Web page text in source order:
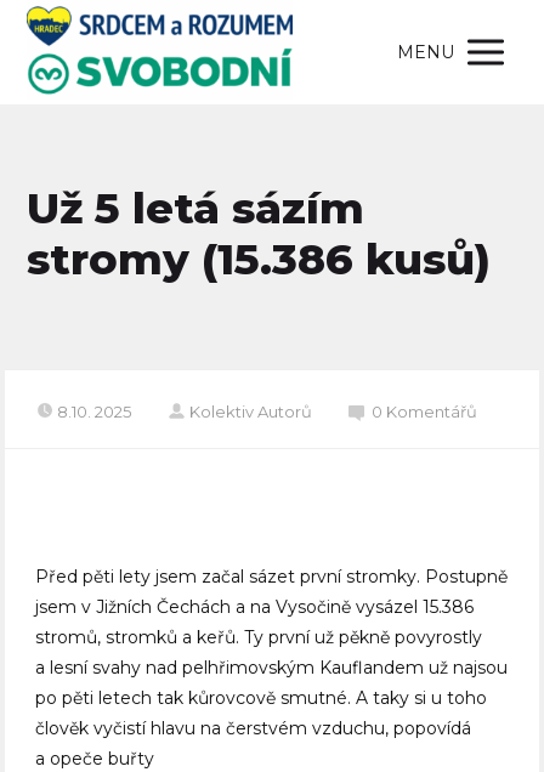
MENU
Už 5 letá sázím
stromy (15.386 kusů)
8.10. 2025 Kolektiv Autorů 0 Komentářů
Před pěti lety jsem začal sázet první stromky. Postupně
jsem v Jižních Čechách a na Vysočině vysázel 15.386
stromů, stromků a keřů. Ty první už pěkně povyrostly
a lesní svahy nad pelhřimovským Kauflandem už najsou
po pěti letech tak kůrovcově smutné. A taky si u toho
člověk vyčistí hlavu na čerstvém vzduchu, popovídá
a opeče buřty